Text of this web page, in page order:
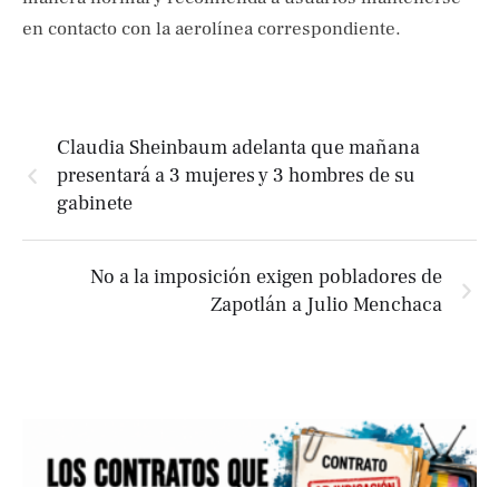
en contacto con la aerolínea correspondiente.
Claudia Sheinbaum adelanta que mañana
presentará a 3 mujeres y 3 hombres de su
gabinete
No a la imposición exigen pobladores de
Zapotlán a Julio Menchaca